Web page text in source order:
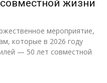
жизни
мероприятие,
которые в 2026 году
— 50 лет совместной